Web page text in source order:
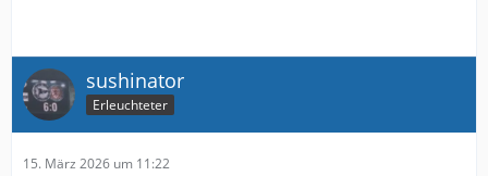
sushinator
Erleuchteter
15. März 2026 um 11:22